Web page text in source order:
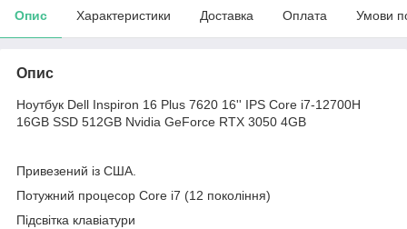
Опис Характеристики Доставка Оплата Умови
Опис
Ноутбук Dell Inspiron 16 Plus 7620 16'' IPS Core i7-12700H
16GB SSD 512GB Nvidia GeForce RTX 3050 4GB
Привезений із США.
Потужний процесор Core i7 (12 покоління)
Підсвітка клавіатури